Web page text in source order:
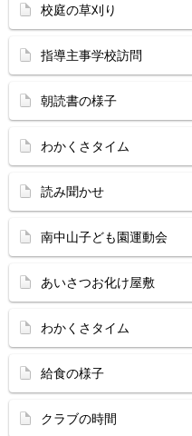
校庭の草刈り
指導主事学校訪問
朝読書の様子
わかくさタイム
読み聞かせ
南中山子ども園運動会
あいさつお化け屋敷
わかくさタイム
給食の様子
クラブの時間